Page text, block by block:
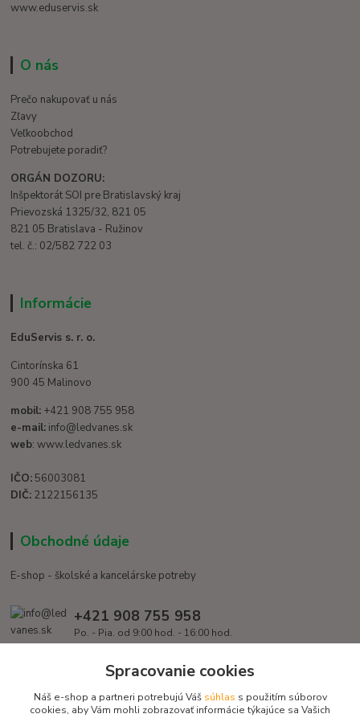
www.eduservis.sk
O nás
Prečo nakupovať u nás
Zľavy
Veľkoobchod
Potrebujete poradiť?
ORGÁN DOZORU:
Inšpektorát SOI pre Bratislavský kraj
Prievozská 1325/32, 821 05
821 05 Bratislava - Ružinov
tel. č.: 02/582 722 03
Informácie
EduServis s. r. o.
Cintorínska 61
900 45 Malinovo
mobil: +421 908 755 958
e-mail: info@ledvanes.sk
web: www.ledvanes.sk
IČO: 56003081
DIČ: 2122156135
Obchodné údaje
E-shop - školské a kancelárske potreby
+421 908 755 958
Po. - Pia. od 9:00 hod. - 16:00 hod.
info@ledvanes.skSpracovanie cookies
Náš e-shop a partneri potrebujú Váš súhlas s použitím súborov
cookies, aby Vám mohli zobrazovať informácie týkajúce sa Vašich